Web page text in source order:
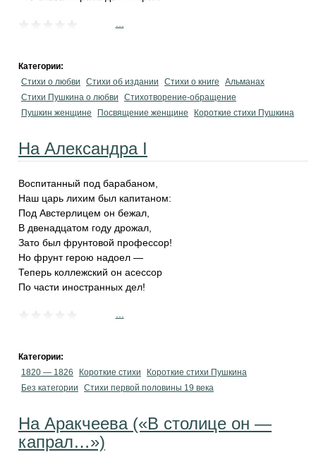
Категории:
Стихи о любви
Стихи об издании Стихи о книге
Альманах
Стихи Пушкина о любви
Стихотворение-обращение
Пушкин женщине
Посвящение женщине Короткие стихи Пушкина
На Александра I
Воспитанный под барабаном,
Наш царь лихим был капитаном:
Под Австерлицем он бежал,
В двенадцатом году дрожал,
Зато был фрунтовой профессор!
Но фрунт герою надоел —
Теперь коллежский он асессор
По части иностранных дел!
Категории:
1820 — 1826
Короткие стихи
Короткие стихи Пушкина
Без категории
Cтихи первой половины 19 века
На Аракчеева («В столице он —
капрал…»)